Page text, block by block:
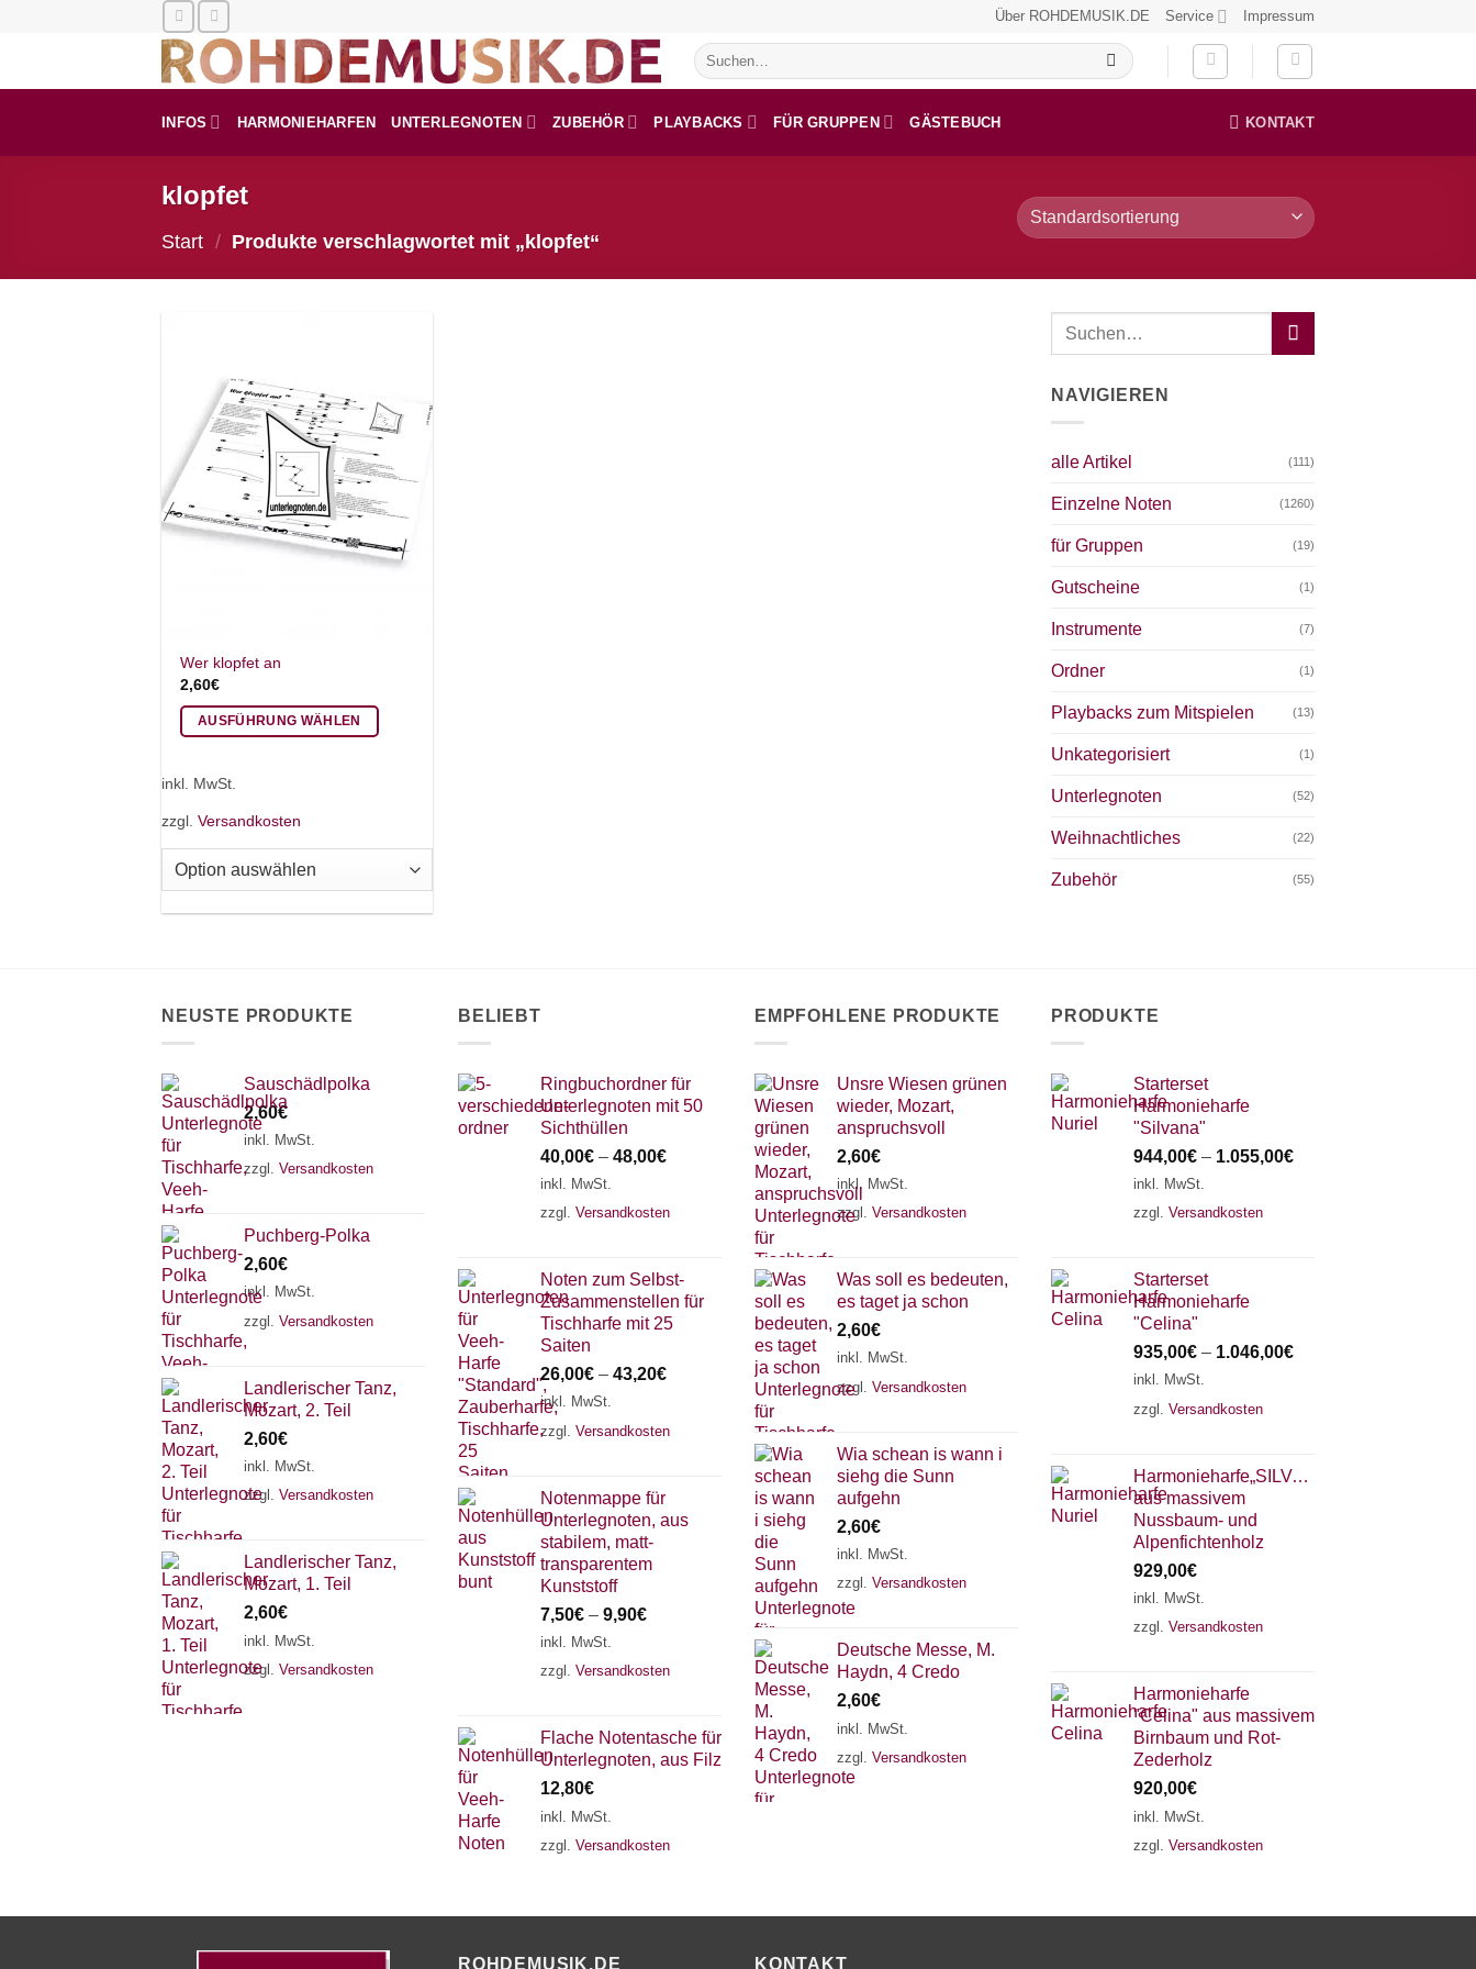
Über ROHDEMUSIK.DE Service Impressum
Suchen
nach:
INFOS HARMONIEHARFEN UNTERLEGNOTEN ZUBEHÖR PLAYBACKS FÜR GRUPPEN GÄSTEBUCH KONTAKT
klopfet
Start / Produkte verschlagwortet mit „klopfet“
Wer klopfet an
2,60€
AUSFÜHRUNG WÄHLEN
mehrere
Varianten
auf.
Produktseite
gewählt
inkl. MwSt.
zzgl. Versandkosten
NAVIGIEREN
alle Artikel (111)
Einzelne Noten (1260)
für Gruppen (19)
Gutscheine (1)
Instrumente (7)
Ordner (1)
Playbacks zum Mitspielen (13)
Unkategorisiert (1)
Unterlegnoten (52)
Weihnachtliches (22)
Zubehör (55)
NEUSTE PRODUKTE
Sauschädlpolka
2,60€
inkl. MwSt.
zzgl. Versandkosten
Puchberg-Polka
2,60€
inkl. MwSt.
zzgl. Versandkosten
Landlerischer Tanz,
Mozart, 2. Teil
2,60€
inkl. MwSt.
zzgl. Versandkosten
Landlerischer Tanz,
Mozart, 1. Teil
2,60€
inkl. MwSt.
zzgl. Versandkosten
BELIEBT
Ringbuchordner für
Unterlegnoten mit 50
Sichthüllen
40,00€ – 48,00€
inkl. MwSt.
zzgl. Versandkosten
Noten zum Selbst-
Zusammenstellen für
Tischharfe mit 25
Saiten
26,00€ – 43,20€
inkl. MwSt.
zzgl. Versandkosten
Notenmappe für
Unterlegnoten, aus
stabilem, matt-
transparentem
Kunststoff
7,50€ – 9,90€
inkl. MwSt.
zzgl. Versandkosten
Flache Notentasche für
Unterlegnoten, aus Filz
12,80€
inkl. MwSt.
zzgl. Versandkosten
EMPFOHLENE PRODUKTE
Unsre Wiesen grünen
wieder, Mozart,
anspruchsvoll
2,60€
inkl. MwSt.
zzgl. Versandkosten
Was soll es bedeuten,
es taget ja schon
2,60€
inkl. MwSt.
zzgl. Versandkosten
Wia schean is wann i
siehg die Sunn
aufgehn
2,60€
inkl. MwSt.
zzgl. Versandkosten
Deutsche Messe, M.
Haydn, 4 Credo
2,60€
inkl. MwSt.
zzgl. Versandkosten
PRODUKTE
Starterset
Harmonieharfe
"Silvana"
944,00€ – 1.055,00€
inkl. MwSt.
zzgl. Versandkosten
Starterset
Harmonieharfe
"Celina"
935,00€ – 1.046,00€
inkl. MwSt.
zzgl. Versandkosten
Harmonieharfe„SILVANA"
aus massivem
Nussbaum- und
Alpenfichtenholz
929,00€
inkl. MwSt.
zzgl. Versandkosten
Harmonieharfe
"Celina" aus massivem
Birnbaum und Rot-
Zederholz
920,00€
inkl. MwSt.
zzgl. Versandkosten
ROHDEMUSIK.DE KONTAKT
18 SAITEN 21 SAITEN 25 SAITEN
AKKORDZITHER